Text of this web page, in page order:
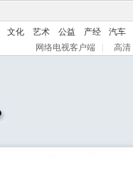
文化 艺术 公益 产经 汽车
网络电视客户端 高清